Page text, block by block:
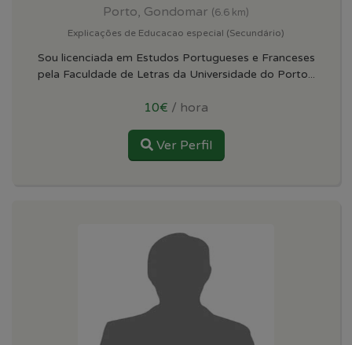
Porto, Gondomar (6.6 km)
Explicações de Educacao especial (Secundário)
Sou licenciada em Estudos Portugueses e Franceses
pela Faculdade de Letras da Universidade do Porto...
10€ / hora
Ver Perfil